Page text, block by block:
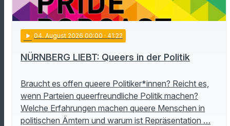
play_arrow 04. August 2026 00:00 · 41:22
NÜRNBERG LIEBT: Queers in der Politik
Braucht es offen queere Politiker*innen? Reicht es,
wenn Parteien queerfreundliche Politik machen?
Welche Erfahrungen machen queere Menschen in
politischen Ämtern und warum ist Repräsentation …